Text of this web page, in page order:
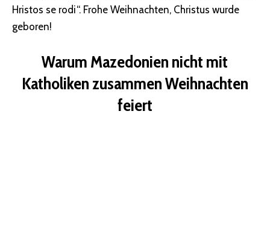
Hristos se rodi“. Frohe Weihnachten, Christus wurde
geboren!
Warum Mazedonien nicht mit
Katholiken zusammen Weihnachten
feiert